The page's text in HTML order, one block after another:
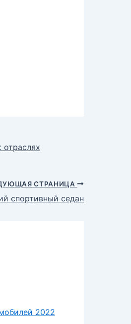
СТРАНИЦА
спортивный седан